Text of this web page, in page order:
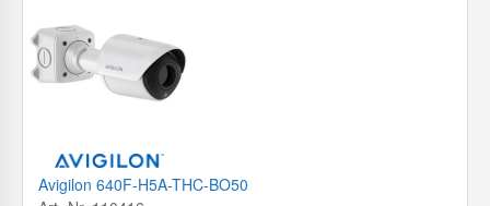
Avigilon 640F-H5A-THC-BO50